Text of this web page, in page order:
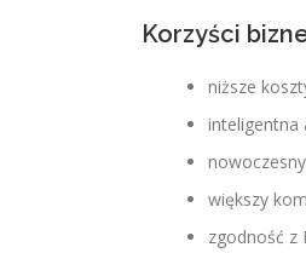
Korzyści
niższe
inteligentna
większy
zgodność z